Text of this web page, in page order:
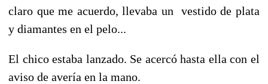
claro que me acuerdo, llevaba un vestido de plata
y diamantes en el pelo...
El chico estaba lanzado. Se acercó hasta ella con el
aviso de avería en la mano.